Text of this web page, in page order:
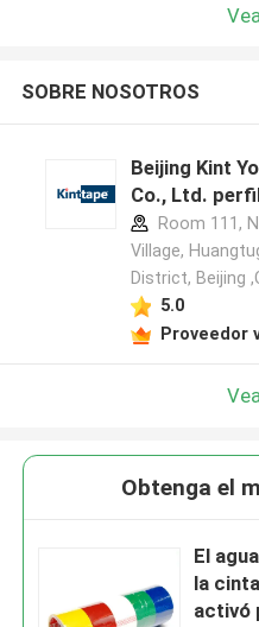
SOBRE NOSOTROS
Beijing Kint
Co., Ltd.
Room 111,
Village,
District, Beijing
5.0
Proveedor
Obtenga el
El
la
activó